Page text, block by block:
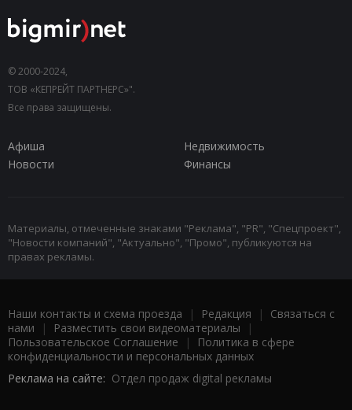
© 2000-2024,
ТОВ «КЕПРЕЙТ ПАРТНЕРС»".
Все права защищены.
Афиша
Недвижимость
Новости
Финансы
Материалы, отмеченные знаками "Реклама", "PR", "Спецпроект",
"Новости компаний", "Актуально", "Промо", публикуются на
правах рекламы.
Наши контакты и схема проезда | Редакция | Связаться с
нами | Разместить свои видеоматериалы |
Пользовательское Соглашение |
Политика в сфере
конфиденциальности и персональных данных
Реклама на сайте: Отдел продаж digital рекламы